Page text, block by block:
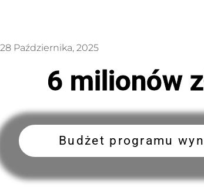
28 Października, 2025
6 milionów
Budżet programu